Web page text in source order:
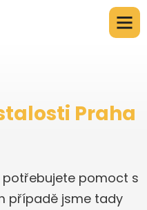
Praha
pomoct s
případě jsme tady